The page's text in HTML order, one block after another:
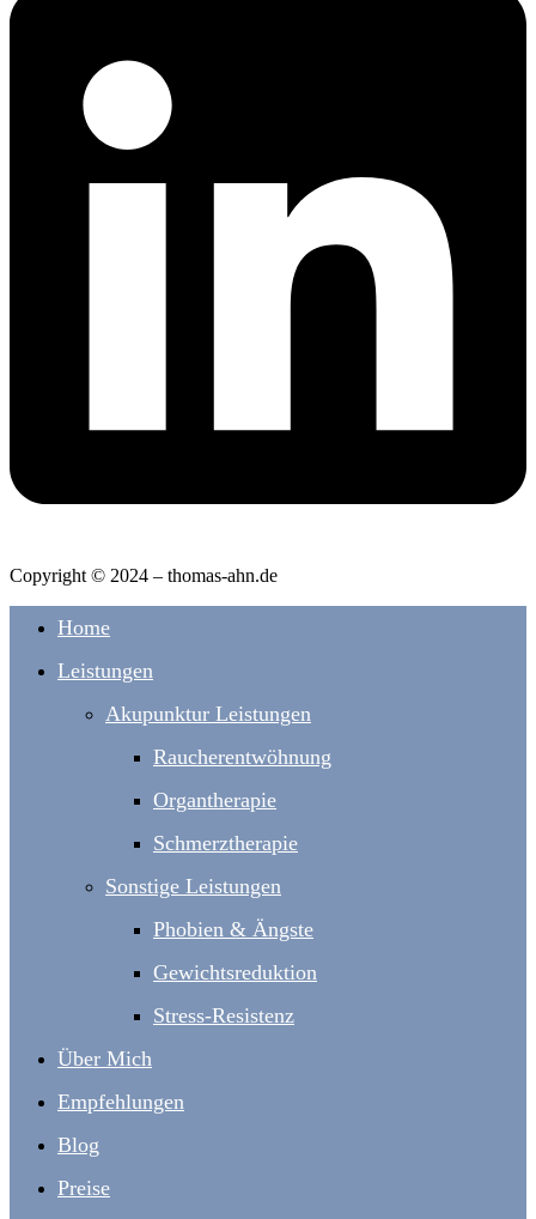
Copyright © 2024 – thomas-ahn.de
Home
Leistungen
Akupunktur Leistungen
Raucherentwöhnung
Organtherapie
Schmerztherapie
Sonstige Leistungen
Phobien & Ängste
Gewichtsreduktion
Stress-Resistenz
Über Mich
Empfehlungen
Blog
Preise